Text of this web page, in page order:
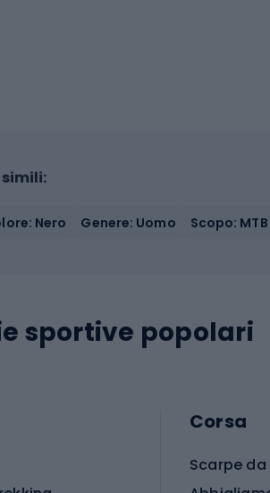
Nero Genere: Uomo Scopo: MTB
sportive popolari
Corsa
Scarpe